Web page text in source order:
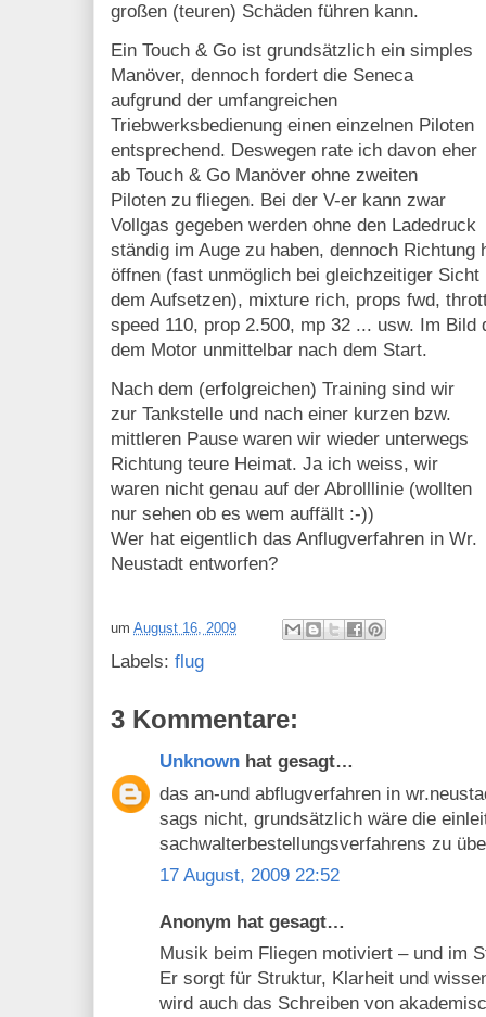
großen (teuren) Schäden führen kann.
Ein Touch & Go ist grundsätzlich ein simples
Manöver, dennoch fordert die Seneca
aufgrund der umfangreichen
Triebwerksbedienung einen einzelnen Piloten
entsprechend. Deswegen rate ich davon eher
ab Touch & Go Manöver ohne zweiten
Piloten zu fliegen. Bei der V-er kann zwar
Vollgas gegeben werden ohne den Ladedruck
ständig im Auge zu haben, dennoch Richtung
öffnen (fast unmöglich bei gleichzeitiger
dem Aufsetzen), mixture rich, props fwd,
speed 110, prop 2.500, mp 32 ... usw. Im
dem Motor unmittelbar nach dem Start.
Nach dem (erfolgreichen) Training sind wir
zur Tankstelle und nach einer kurzen bzw.
mittleren Pause waren wir wieder unterwegs
Richtung teure Heimat. Ja ich weiss, wir
waren nicht genau auf der Abrolllinie (wollten
nur sehen ob es wem auffällt :-))
Wer hat eigentlich das Anflugverfahren in Wr.
Neustadt entworfen?
um August 16, 2009
Labels: flug
3 Kommentare:
Unknown hat gesagt…
das an-und abflugverfahren in
sags nicht, grundsätzlich wäre die
sachwalterbestellungsverfahrens zu
17 August, 2009 22:52
Anonym hat gesagt…
Musik beim Fliegen motiviert – und im
Er sorgt für Struktur, Klarheit und
wird auch das Schreiben von